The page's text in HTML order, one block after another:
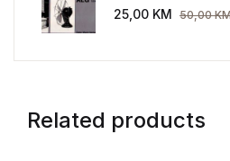
AEG 1907-1914.
25,00 KM 50,00
Related products